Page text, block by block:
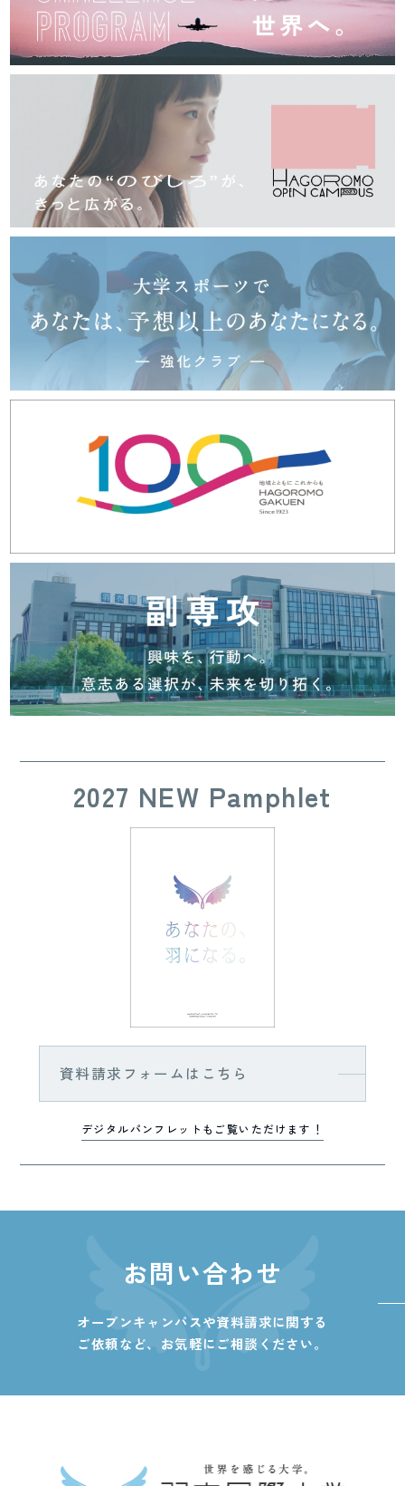
2027 NEW Pamphlet
資料請求フォームはこちら
デジタルパンフレットもご覧いただけます！
お問い合わせ
オープンキャンパスや資料請求に関する
ご依頼など、 お気軽にご相談ください。